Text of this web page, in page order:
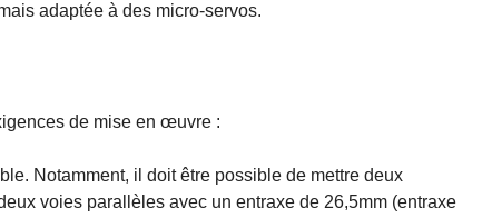
adaptée à des micro-servos.
de mise en œuvre :
Notamment, il doit être possible de mettre deux
voies parallèles avec un entraxe de 26,5mm (entraxe